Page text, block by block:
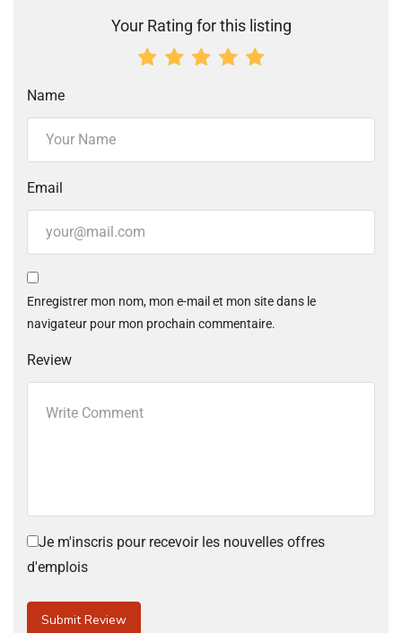
Your Rating for this listing
Name
Email
Enregistrer mon nom, mon e-mail et mon site dans le
navigateur pour mon prochain commentaire.
Review
Je m'inscris pour recevoir les nouvelles offres
d'emplois